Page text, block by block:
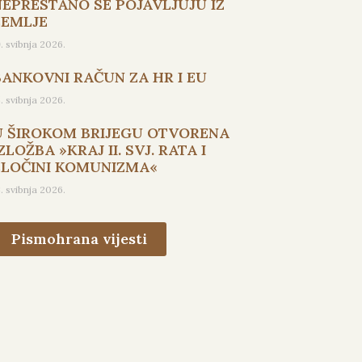
SE POJAVLJUJU IZ
svibnja 2026.
RAČUN ZA HR I EU
svibnja 2026.
ŠIROKOM BRIJEGU OTVORENA
»KRAJ II. SVJ. RATA I
KOMUNIZMA«
svibnja 2026.
Pismohrana vijesti